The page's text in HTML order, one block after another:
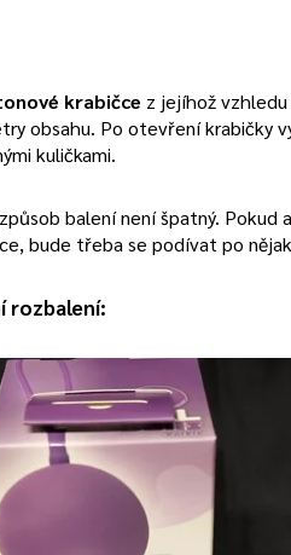
krabičce z jejíhož
obsahu. Po otevření krabičky
kuličkami.
balení není špatný. Pokud
bude třeba se podívat po
rozbalení: